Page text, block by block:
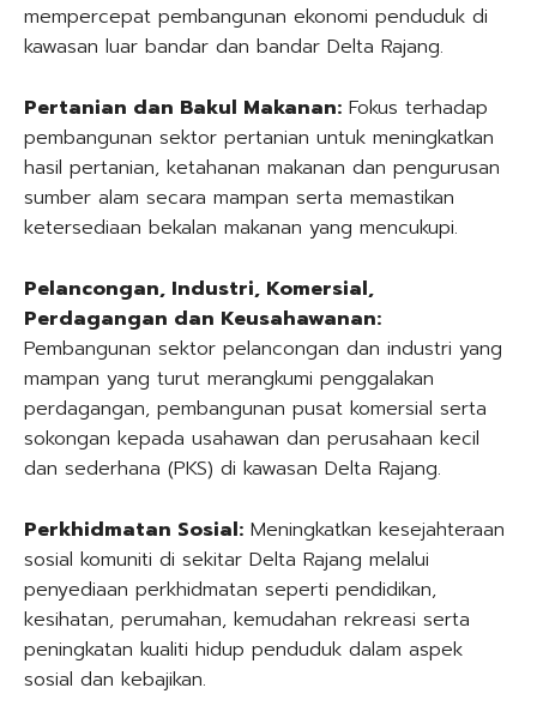
mempercepat pembangunan ekonomi penduduk di
kawasan luar bandar dan bandar Delta Rajang.
Pertanian dan Bakul Makanan: Fokus terhadap
pembangunan sektor pertanian untuk meningkatkan
hasil pertanian, ketahanan makanan dan pengurusan
sumber alam secara mampan serta memastikan
ketersediaan bekalan makanan yang mencukupi.
Pelancongan, Industri, Komersial,
Perdagangan dan Keusahawanan:
Pembangunan sektor pelancongan dan industri yang
mampan yang turut merangkumi penggalakan
perdagangan, pembangunan pusat komersial serta
sokongan kepada usahawan dan perusahaan kecil
dan sederhana (PKS) di kawasan Delta Rajang.
Perkhidmatan Sosial: Meningkatkan kesejahteraan
sosial komuniti di sekitar Delta Rajang melalui
penyediaan perkhidmatan seperti pendidikan,
kesihatan, perumahan, kemudahan rekreasi serta
peningkatan kualiti hidup penduduk dalam aspek
sosial dan kebajikan.